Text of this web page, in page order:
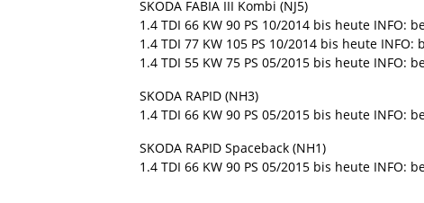
SKODA FABIA III Kombi (NJ5)
1.4 TDI 66 KW 90 PS 10/2014 bis heute INFO:
1.4 TDI 77 KW 105 PS 10/2014 bis heute
1.4 TDI 55 KW 75 PS 05/2015 bis heute
SKODA RAPID (NH3)
1.4 TDI 66 KW 90 PS 05/2015 bis heute
SKODA RAPID Spaceback (NH1)
1.4 TDI 66 KW 90 PS 05/2015 bis heute